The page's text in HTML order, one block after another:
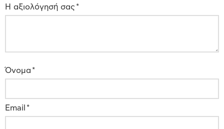
Η αξιολόγησή σας *
Όνομα *
Email *